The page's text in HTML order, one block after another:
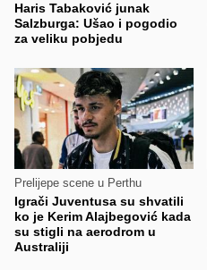
Haris Tabaković junak
Salzburga: Ušao i pogodio
za veliku pobjedu
Prelijepe scene u Perthu
Igrači Juventusa su shvatili
ko je Kerim Alajbegović kada
su stigli na aerodrom u
Australiji